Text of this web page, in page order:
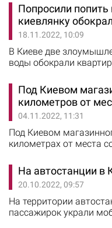
дежурную часть
поступила
Заявительница
в ее квартиру на
ноутбук, часы и
правоохранители…
Попросили попить
киевлянку
18.11.2022, 10:09
В Киеве две
воды обокрали
Шевченковского
жительница, которая
квартиру незнакомок
Прибывшим на место
рассказала, что две
киевлянке…
Под Киевом
километров от
04.11.2022, 11:31
Под Киевом
километрах от места
Так, вечером 2 ноября
сообщение от
Неизвестный мужчина,
воспользовался тем,
положил в карман
направлении.
На автостанции в
20.10.2022, 09:57
На территории
пассажирок украли